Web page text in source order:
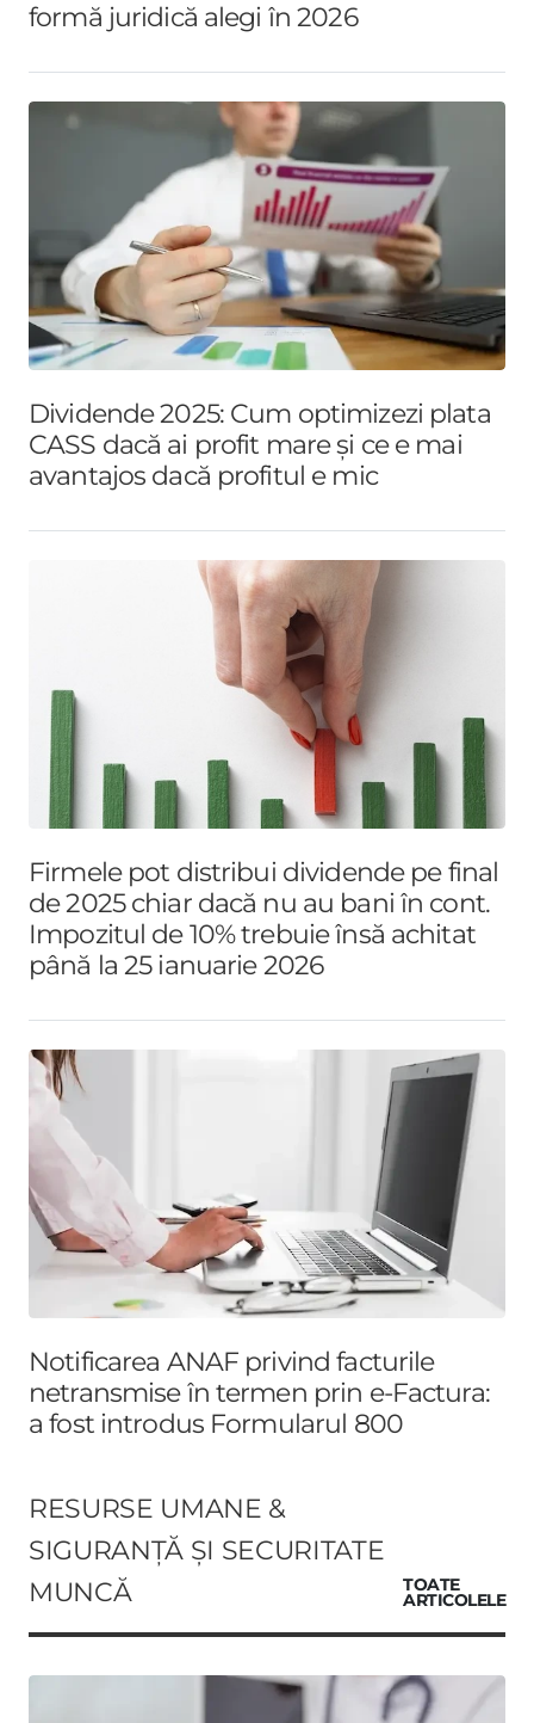
formă juridică alegi în 2026
Dividende 2025: Cum optimizezi plata
CASS dacă ai profit mare și ce e mai
avantajos dacă profitul e mic
Firmele pot distribui dividende pe final
de 2025 chiar dacă nu au bani în cont.
Impozitul de 10% trebuie însă achitat
până la 25 ianuarie 2026
Notificarea ANAF privind facturile
netransmise în termen prin e-Factura:
a fost introdus Formularul 800
RESURSE UMANE &
SIGURANȚĂ ȘI SECURITATE
MUNCĂ
TOATE
ARTICOLELE